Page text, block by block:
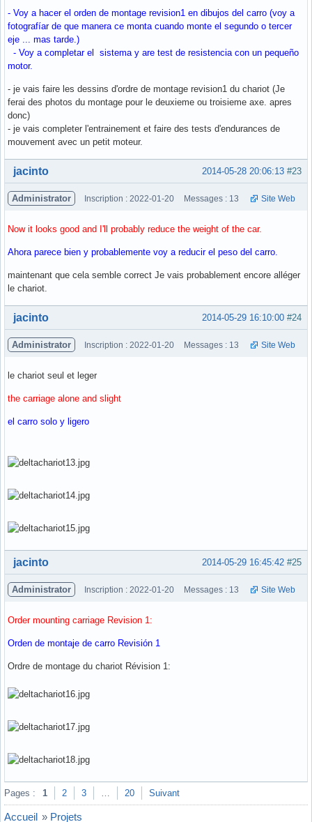
- Voy a hacer el orden de montage revision1 en dibujos del carro (voy a
fotografíar de que manera ce monta cuando monte el segundo o tercer
eje ... mas tarde.)
- Voy a completar el sistema y are test de resistencia con un pequeño
motor.
- je vais faire les dessins d'ordre de montage revision1 du chariot (Je
ferai des photos du montage pour le deuxieme ou troisieme axe. apres
donc)
- je vais completer l'entrainement et faire des tests d'endurances de
mouvement avec un petit moteur.
Hors ligne #23
2014-05-28 20:06:13
jacinto
Administrator Inscription : 2022-01-20 Messages : 13 Site Web
Now it looks good and I'll probably reduce the weight of the car.
Ahora parece bien y probablemente voy a reducir el peso del carro.
maintenant que cela semble correct Je vais probablement encore alléger
le chariot.
Hors ligne #24
2014-05-29 16:10:00
jacinto
Administrator Inscription : 2022-01-20 Messages : 13 Site Web
le chariot seul et leger
the carriage alone and slight
el carro solo y ligero
Hors ligne #25
2014-05-29 16:45:42
jacinto
Administrator Inscription : 2022-01-20 Messages : 13 Site Web
Order mounting carriage Revision 1:
Orden de montaje de carro Revisión 1
Ordre de montage du chariot Révision 1:
Hors ligne
Pages : 1 2 3 20 Suivant
Accueil » Projets